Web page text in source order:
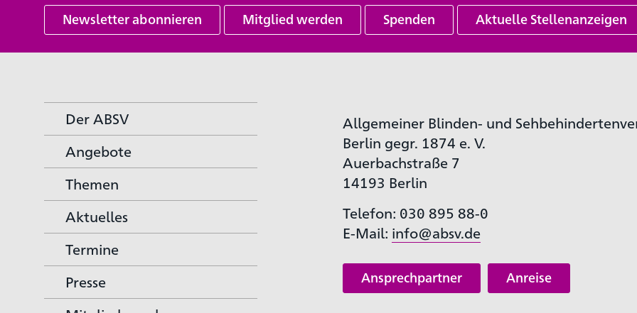
Newsletter abonnieren Mitglied werden Spenden Aktuelle Stellenanzeigen
Der ABSV
Angebote
Themen
Aktuelles
Termine
Presse
Allgemeiner Blinden- und
Berlin gegr. 1874 e. V.
Auerbachstraße 7
14193 Berlin
Telefon: 030 895 88-0
E-Mail: info@absv.de
Ansprechpartner Anreise